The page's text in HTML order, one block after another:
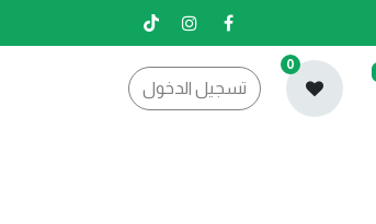
0
تسجيل الدخول